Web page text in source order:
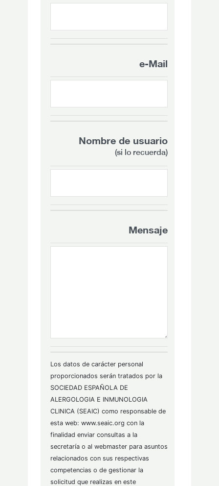
e-Mail
Nombre de usuario
(si lo recuerda)
Mensaje
Los datos de carácter personal
proporcionados serán tratados por la
SOCIEDAD ESPAÑOLA DE
ALERGOLOGIA E INMUNOLOGIA
CLINICA (SEAIC) como responsable de
esta web: www.seaic.org con la
finalidad enviar consultas a la
secretaría o al webmaster para asuntos
relacionados con sus respectivas
competencias o de gestionar la
solicitud que realizas en este